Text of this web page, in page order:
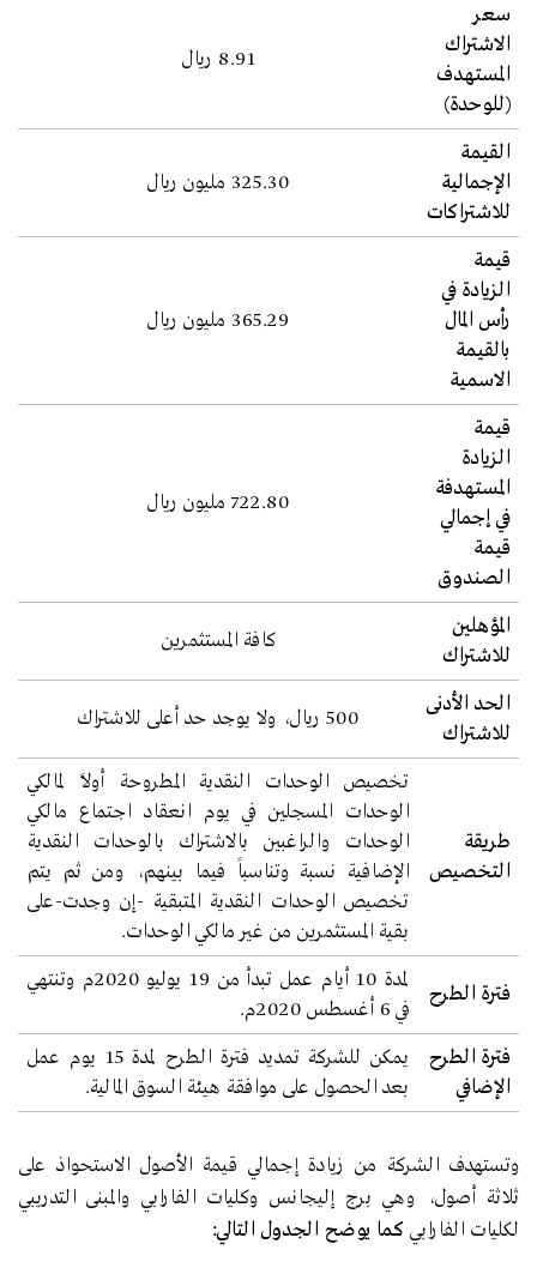
سعر
الاشتراك
المستهدف
(للوحدة)
8.91 ريال
القيمة
الإجمالية
للاشتراكات
325.30 مليون ريال
قيمة
الزيادة في
رأس المال
بالقيمة
الاسمية
365.29 مليون ريال
قيمة
الزيادة
المستهدفة
في إجمالي
قيمة
الصندوق
722.80 مليون ريال
المؤهلين
للاشتراك
كافة المستثمرين
الحد الأدنى
للاشتراك
500 ريال، ولا يوجد حد أعلى للاشتراك
طريقة
التخصيص
تخصيص الوحدات النقدية المطروحة أولاً لمالكي
الوحدات المسجلين في يوم انعقاد اجتماع مالكي
الوحدات والراغبين بالاشتراك بالوحدات النقدية
الإضافية نسبة وتناسباً فيما بينهم، ومن ثم يتم
تخصيص الوحدات النقدية المتبقية -إن وجدت-على
بقية المستثمرين من غير مالكي الوحدات.
فترة الطرح
لمدة 10 أيام عمل تبدأ من 19 يوليو 2020م وتنتهي
في 6 أغسطس 2020م.
فترة الطرح
الإضافي
يمكن للشركة تمديد فترة الطرح لمدة 15 يوم عمل
بعد الحصول على موافقة هيئة السوق المالية.
وتستهدف الشركة من زيادة إجمالي قيمة الأصول الاستحواذ على
ثلاثة أصول، وهي برج إليجانس وكليات الفارابي والمبنى التدريبي
لكليات الفارابي كما يوضح الجدول التالي: